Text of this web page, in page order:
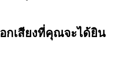
กเสียงที่คุณจะได้ยิน